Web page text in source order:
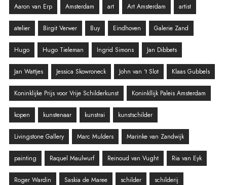
Aaron van Erp Amsterdam art Art Amsterdam artist
atelier Birgit Verwer Buy Eindhoven Galerie Zand
Hugo Hugo Tieleman Ingrid Simons Jan Dibbets
Jan Wattjes Jessica Skowroneck John van ‘t Slot Klaas Gubbels
Koninklijke Prijs voor Vrije Schilderkunst Koninkllijk Paleis Amsterdam
kopen kunstenaar kunstrai kunstschilder
Livingstone Gallery Marc Mulders Marinke van Zandwijk
painting Raquel Maulwurf Reinoud van Vught Ria van Eyk
Roger Wardin Saskia de Maree schilder schilderij